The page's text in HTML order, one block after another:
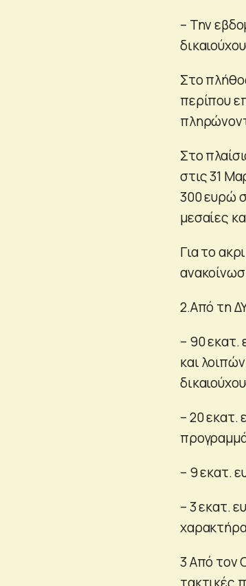
– Την
Στο
περίπου
Στο
στις 31
300 ευρώ
μεσαίες
Για το
2.Από τη
– 90 εκατ.
και
– 20 εκατ.
– 9 εκατ.
– 3 εκατ.
3 Από τον
τακτικές